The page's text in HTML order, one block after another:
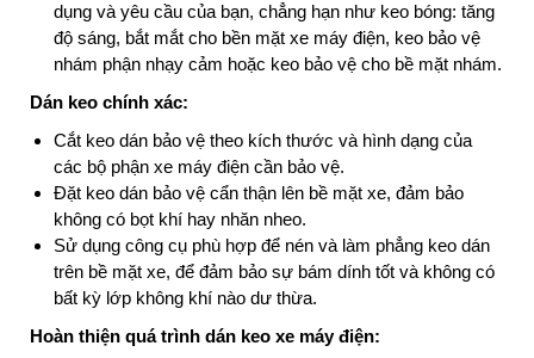
dụng và yêu cầu của bạn, chẳng hạn như keo bóng: tăng
độ sáng, bắt mắt cho bền mặt xe máy điện, keo bảo vệ
nhám phận nhạy cảm hoặc keo bảo vệ cho bề mặt nhám.
Dán keo chính xác:
Cắt keo dán bảo vệ theo kích thước và hình dạng của
các bộ phận xe máy điện cần bảo vệ.
Đặt keo dán bảo vệ cẩn thận lên bề mặt xe, đảm bảo
không có bọt khí hay nhăn nheo.
Sử dụng công cụ phù hợp để nén và làm phẳng keo dán
trên bề mặt xe, để đảm bảo sự bám dính tốt và không có
bất kỳ lớp không khí nào dư thừa.
Hoàn thiện quá trình dán keo xe máy điện: